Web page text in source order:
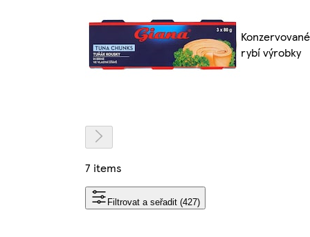
Konzervované
rybí výrobky
7 items
Filtrovat a seřadit (427)